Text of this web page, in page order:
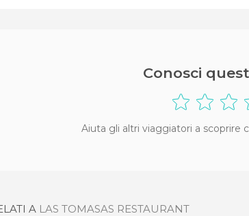
Conosci
Aiuta gli altri viaggiatori a scoprire
A LAS TOMASAS RESTAURANT